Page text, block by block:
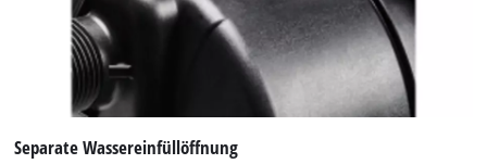
Separate Wassereinfüllöffnung